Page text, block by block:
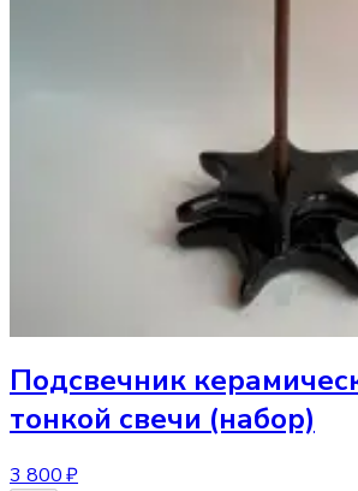
Подсвечник
тонкой свечи (набор)
3 800 ₽